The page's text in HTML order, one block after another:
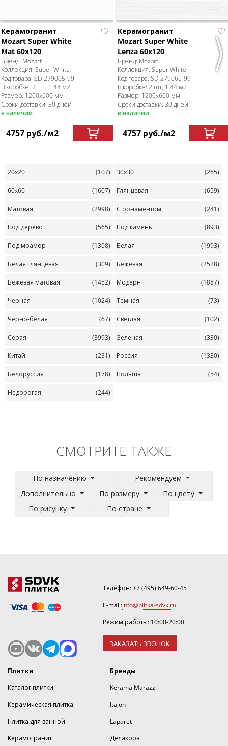
Previous
Керамогранит
Mozart Super White
Mat 60x120
Бренд: Mozart
Коллекция: Super White
Код товара: SD-279065-99
В коробке: 2 шт, 1.44 м2
Размер: 1200x600 мм
Сроки доставки: 30 дней
в наличии
4757 руб./м2
Керамогранит
Mozart Super White
Lenza 60x120
Бренд: Mozart
Коллекция: Super White
Код товара: SD-279066-99
В коробке: 2 шт, 1.44 м2
Размер: 1200x600 мм
Сроки доставки: 30 дней
в наличии
4757 руб./м2
20x20 (107) 30x30 (265)
60x60 (1607) Глянцевая (659)
Матовая (2998) С орнаментом (241)
Под дерево (565) Под камень (893)
Под мрамор (1308) Белая (1993)
Белая глянцевая (309) Бежевая (2528)
Бежевая матовая (1452) Модерн (1887)
Черная (1024) Темная (73)
Черно-белая (67) Светлая (102)
Серая (3993) Зеленая (330)
Китай (231) Россия (1330)
Белоруссия (178) Польша (54)
Недорогая (244)
СМОТРИТЕ ТАКЖЕ
По назначению
Рекомендуем
Дополнительно
По размеру
По цвету
По рисунку
По стране
Телефон:+7 (495) 649-60-45
E-mail:info@plitka-sdvk.ru
Режим работы: 10:00-20:00
ЗАКАЗАТЬ ЗВОНОК
Плитки
Каталог плитки
Керамическая плитка
Плитка для ванной
Керамогранит
Бренды
Kerama Marazzi
Italon
Laparet
Делакора